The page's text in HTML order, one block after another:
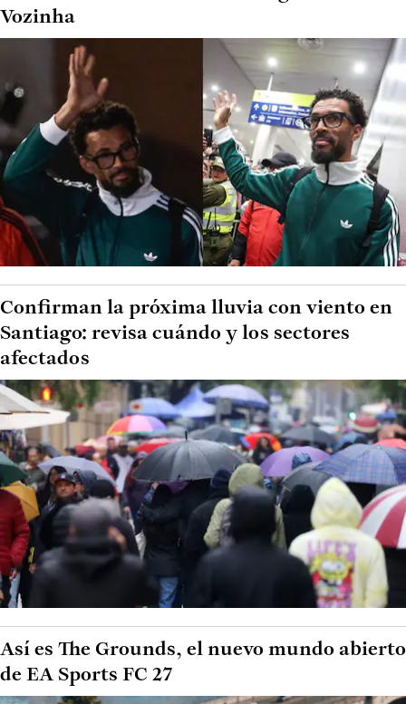
Vozinha
Confirman la próxima lluvia con viento en
Santiago: revisa cuándo y los sectores
afectados
Así es The Grounds, el nuevo mundo abierto
de EA Sports FC 27